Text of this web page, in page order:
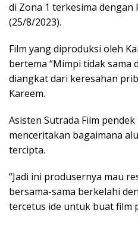
di Zona 1 terkesima dengan
(25/8/2023).
Film yang diproduksi oleh
bertema “Mimpi tidak sama
diangkat dari keresahan
Kareem.
Asisten Sutrada Film
menceritakan bagaimana
tercipta.
“Jadi ini produsernya mau
bersama-sama berkelahi
tercetus ide untuk buat film